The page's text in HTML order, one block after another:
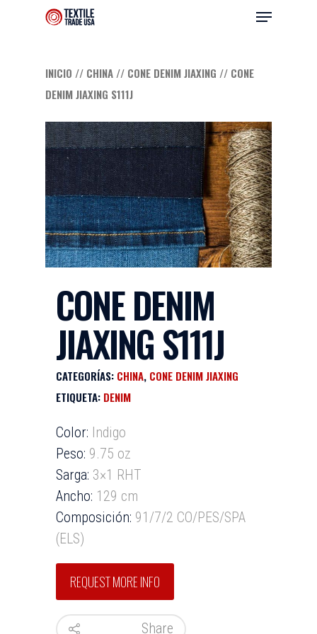
Hit enter to search or ESC to close
INICIO // CHINA // CONE DENIM JIAXING // CONE
DENIM JIAXING S111J
CONE DENIM
JIAXING S111J
CATEGORÍAS: CHINA, CONE DENIM JIAXING
ETIQUETA: DENIM
Color: Indigo
Peso: 9.75 oz
Sarga: 3×1 RHT
Ancho: 129 cm
Composición: 91/7/2 CO/PES/SPA
(ELS)
Share